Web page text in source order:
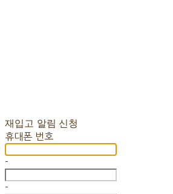
재입고 알림 신청
휴대폰 번호
-
-